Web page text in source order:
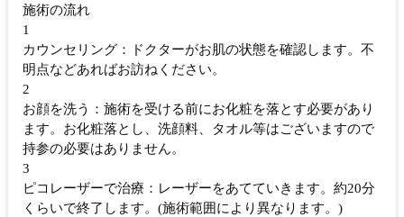
施術の流れ
1
カウンセリング：ドクターがお肌の状態を確認します。不
明点などあればお訪ねください。
2
お顔を洗う：施術を受ける前にお化粧を落とす必要があり
ます。お化粧落とし、洗顔料、タオル等はございますので
持参の必要はありません。
3
ピコレーザーで治療：レーザーをあてていきます。約20分
くらいで終了します。(施術範囲により異なります。)